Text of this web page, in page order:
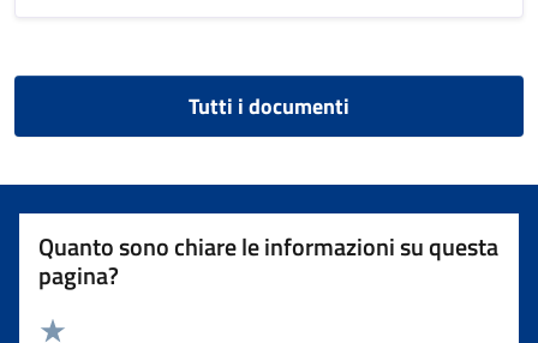
Tutti i documenti
Quanto sono chiare le informazioni su questa
pagina?